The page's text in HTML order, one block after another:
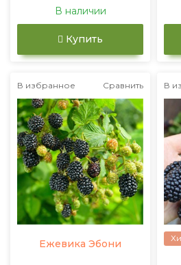
В наличии
Купить
В избранное Сравнить
Ежевика Эбони
В